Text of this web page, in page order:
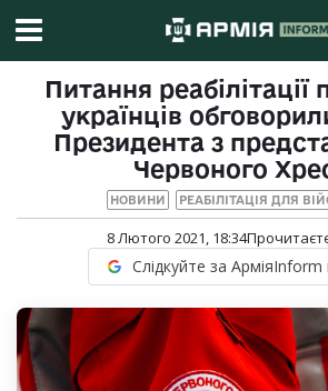
Питання реабілітації
українців
Президента з
Червоного
НОВИНИ РЕАБІЛІТАЦІЯ ДЛЯ
8 Лютого 2021, 18:34
Слідкуйте за